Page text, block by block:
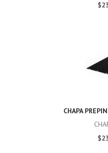
CHAPA